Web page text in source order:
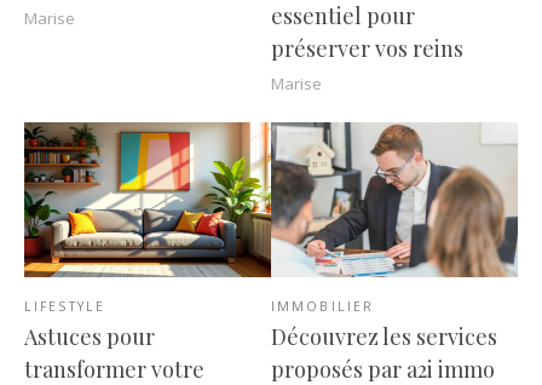
Marise
essentiel pour
préserver vos reins
Marise
LIFESTYLE
Astuces pour
transformer votre
IMMOBILIER
Découvrez les services
proposés par a2i immo